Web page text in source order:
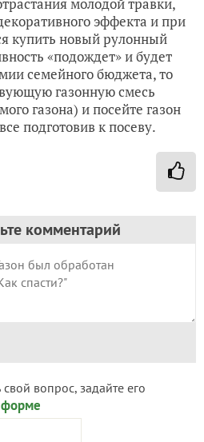
эффекта и при
купить новый рулонный
«подождет» и будет
семейного бюджета, то
газонную смесь
газона) и посейте газон
подготовив к посеву.
комментарий
свой вопрос, задайте его
форме